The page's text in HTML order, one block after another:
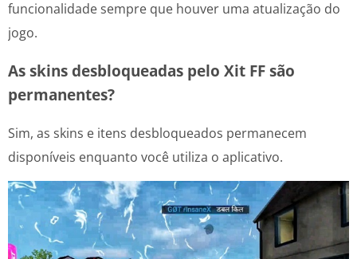
funcionalidade sempre que houver uma atualização do
jogo.
As skins desbloqueadas pelo Xit FF são
permanentes?
Sim, as skins e itens desbloqueados permanecem
disponíveis enquanto você utiliza o aplicativo.